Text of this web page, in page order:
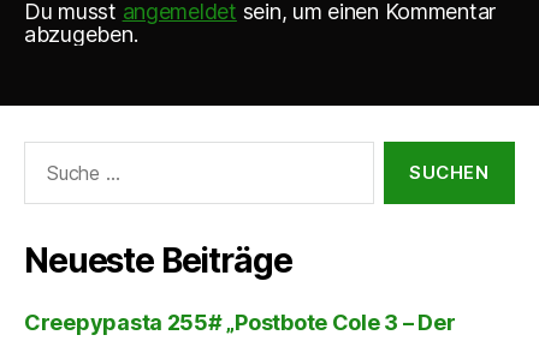
Du musst angemeldet sein, um einen Kommentar
abzugeben.
nach:
Neueste Beiträge
Creepypasta 255# „Postbote Cole 3 – Der